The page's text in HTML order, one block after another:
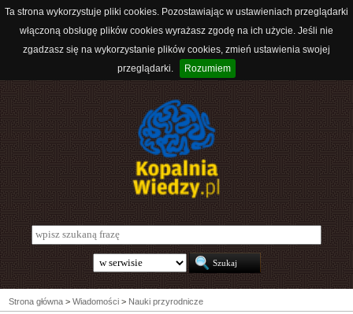
Ta strona wykorzystuje pliki cookies. Pozostawiając w ustawieniach przeglądarki
włączoną obsługę plików cookies wyrażasz zgodę na ich użycie. Jeśli nie
zgadzasz się na wykorzystanie plików cookies, zmień ustawienia swojej
przeglądarki.
Rozumiem
Strona główna > Wiadomości > Nauki przyrodnicze